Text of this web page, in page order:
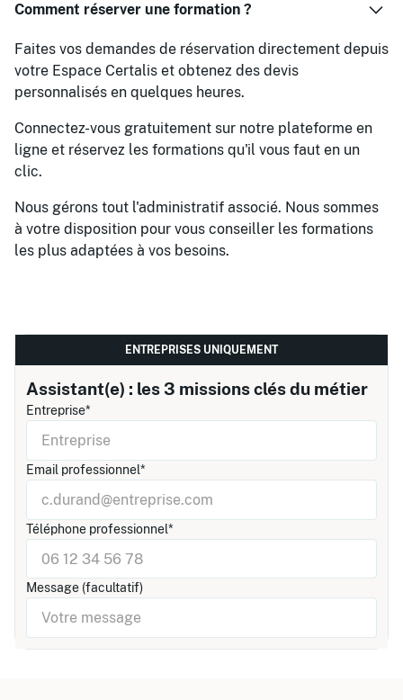
Comment réserver une formation ?
Faites vos demandes de réservation directement depuis
votre Espace Certalis et obtenez des devis
personnalisés en quelques heures.
Connectez-vous gratuitement sur notre plateforme en
ligne et réservez les formations qu'il vous faut en un
clic.
Nous gérons tout l'administratif associé. Nous sommes
à votre disposition pour vous conseiller les formations
les plus adaptées à vos besoins.
ENTREPRISES UNIQUEMENT
Assistant(e) : les 3 missions clés du métier
Entreprise*
Email professionnel*
Téléphone professionnel*
Message (facultatif)